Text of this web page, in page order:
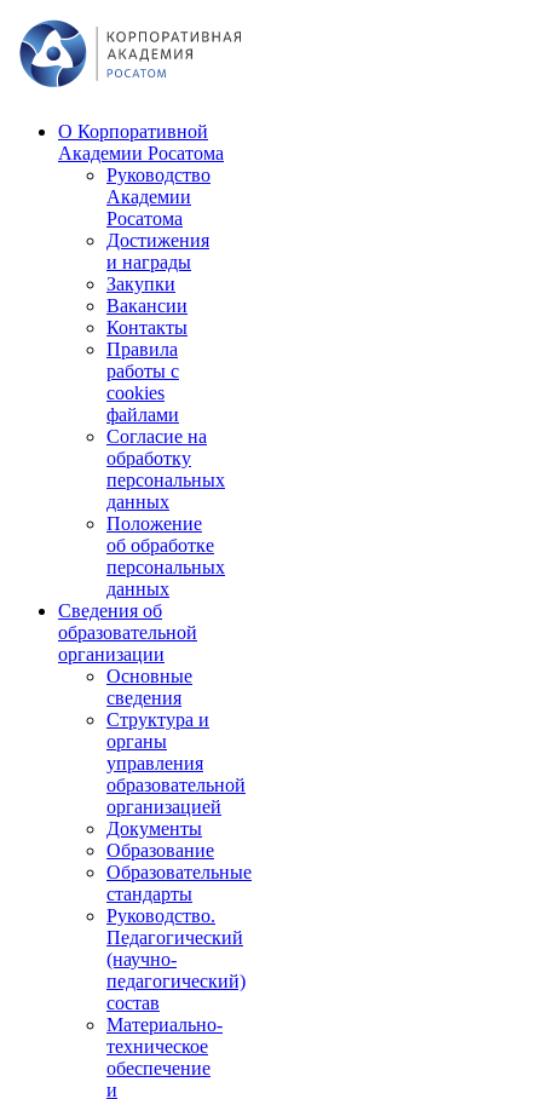
О Корпоративной
Академии Росатома
Руководство
Академии
Росатома
Достижения
и награды
Закупки
Вакансии
Контакты
Правила
работы с
cookies
файлами
Согласие на
обработку
персональных
данных
Положение
об обработке
персональных
данных
Сведения об
образовательной
организации
Основные
сведения
Структура и
органы
управления
образовательной
организацией
Документы
Образование
Образовательные
стандарты
Руководство.
Педагогический
(научно-
педагогический)
состав
Материально-
техническое
обеспечение
и